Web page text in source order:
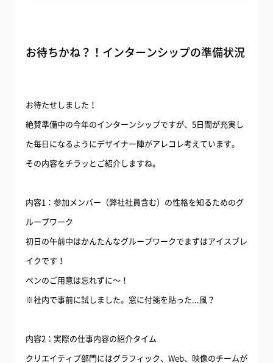
お待ちかね？！インターンシップの準備状況
お待たせしました！
絶賛準備中の今年のインターンシップですが、5日間が充実し
た毎日になるようにデザイナー陣がアレコレ考えています。
その内容をチラッとご紹介しますね。
内容1：参加メンバー（弊社社員含む）の性格を知るためのグ
ループワーク
初日の午前中はかんたんなグループワークでまずはアイスブレ
イクです！
ペンのご用意は忘れずに〜！
※社内で事前に試しました。窓に付箋を貼った...風？
内容2：実際の仕事内容の紹介タイム
クリエイティブ部門にはグラフィック、Web、映像のチームが